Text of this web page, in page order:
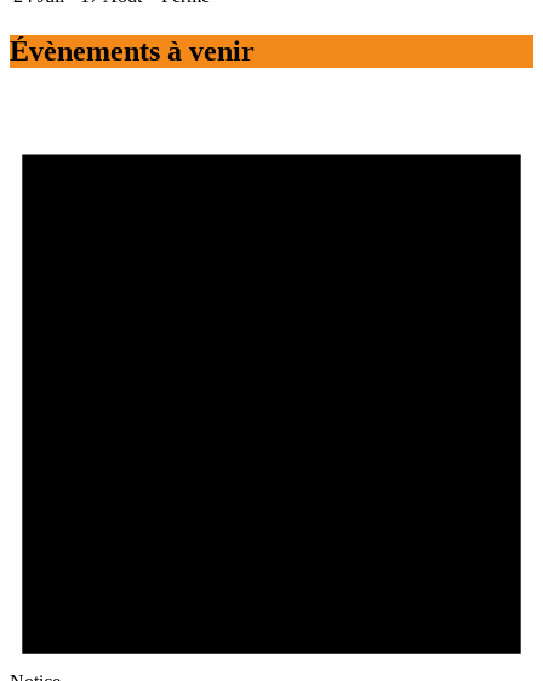
Évènements à venir